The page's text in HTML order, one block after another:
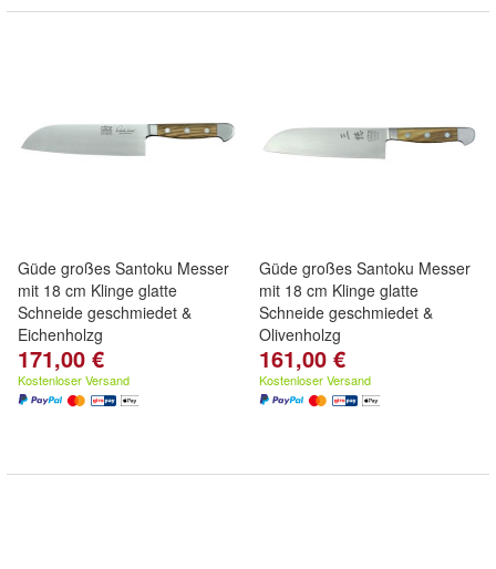
Güde großes Santoku Messer
mit 18 cm Klinge glatte
Schneide geschmiedet &
Eichenholzg
171,00 €
Kostenloser Versand
Güde großes Santoku Messer
mit 18 cm Klinge glatte
Schneide geschmiedet &
Olivenholzg
161,00 €
Kostenloser Versand